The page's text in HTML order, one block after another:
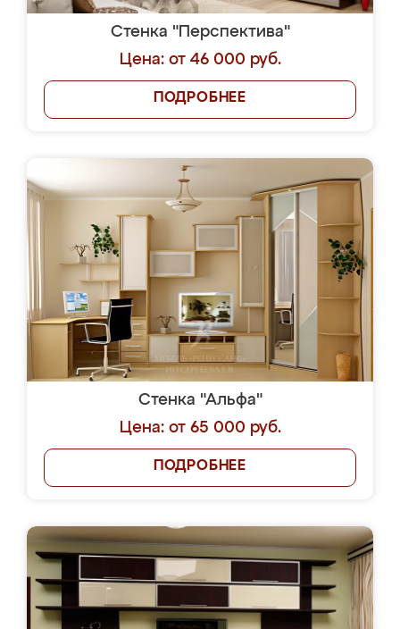
Стенка "Перспектива"
Цена: от 46 000 руб.
ПОДРОБНЕЕ
Стенка "Альфа"
Цена: от 65 000 руб.
ПОДРОБНЕЕ